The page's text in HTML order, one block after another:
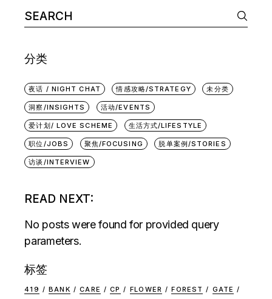
分类
夜话 / NIGHT CHAT 情感攻略/STRATEGY 未分类
洞察/INSIGHTS 活动/EVENTS
爱计划/ LOVE SCHEME 生活方式/LIFESTYLE
职位/JOBS 聚焦/FOCUSING 脱单案例/STORIES
访谈/INTERVIEW
READ NEXT:
No posts were found for provided query
parameters.
标签
419 BANK CARE CP FLOWER FOREST
GATE